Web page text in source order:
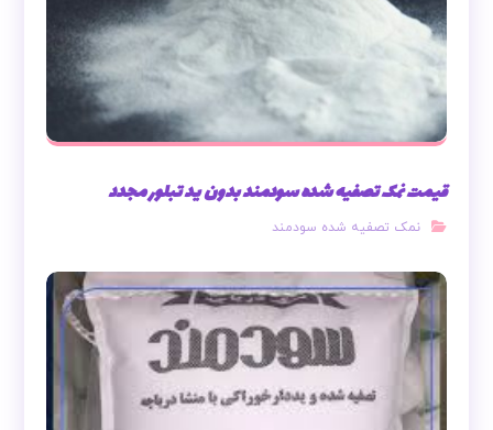
قیمت نمک تصفیه شده سودمند بدون ید تبلور مجدد
نمک تصفیه شده سودمند